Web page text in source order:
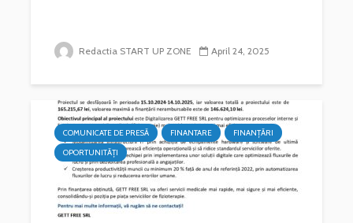
Redactia START UP ZONE April 24, 2025
COMUNICATE DE PRESĂ FINANTARE
FINANȚĂRI
OPORTUNITĂȚI